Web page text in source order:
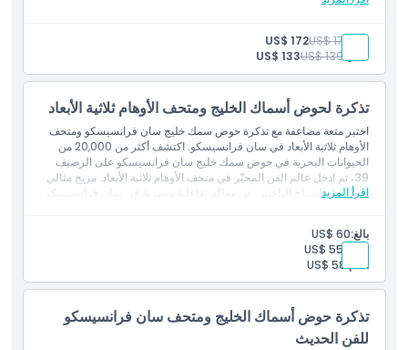
ترام الكابل كار في سان فرانسيسكو مع تصريح موني
حوض أسماك خليج سان فرانسيسكو
إكسبلوراتوريوم
حديقة حيوان سان فرانسيسكو
أكاديمية كاليفورنيا للعلوم
ذا فلاير سان فرانسيسكو وتجربة 7D
الغواصة يو إس إس بامبانيتو
جولة بحرية في خليج سان فرانسيسكو
الهروب من ذا روك
جولة حافلة ليوم واحد بنظام الصعود والنزول.
بالغ: US$ 179
US$ 172
طفل:US$ 139
US$ 133
تذكرة لحوض أسماك الخليج ومتحف الأوهام ثلاثية الأبعاد
اختبر متعة مضاعفة مع تذكرة حوض سمك خليج سان فرانسيسكو ومتحف
الأوهام ثلاثية الأبعاد في سان فرانسيسكو. اكتشف أكثر من 20,000 من
الحيوانات البحرية في حوض سمك خليج سان فرانسيسكو على الرصيف
39، ثم ادخل عالم الفن المحيّر في متحف الأوهام ثلاثية الأبعاد. مزيج مثالي
للعائلات والسياح الباحثين عن معالم تفاعلية وبصرية في سان فرانسيسكو.
اقرأ المزيد
بالغ:US$ 60
طفل: US$ 55
أقدم:US$ 58
تذكرة حوض أسماك الخليج ومتحف سان فرانسيسكو
للفن الحديث